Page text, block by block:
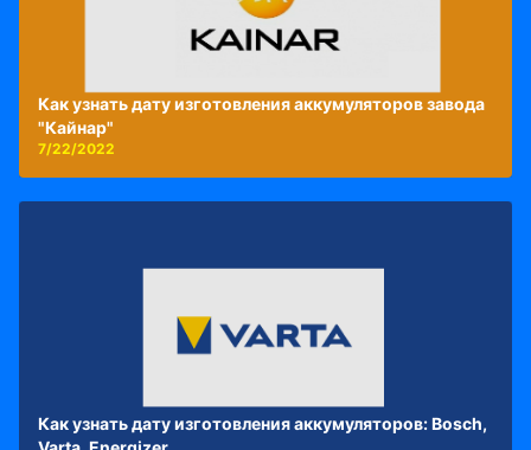
Как узнать дату изготовления аккумуляторов завода
"Кайнар"
7/22/2022
Как узнать дату изготовления аккумуляторов: Bosch,